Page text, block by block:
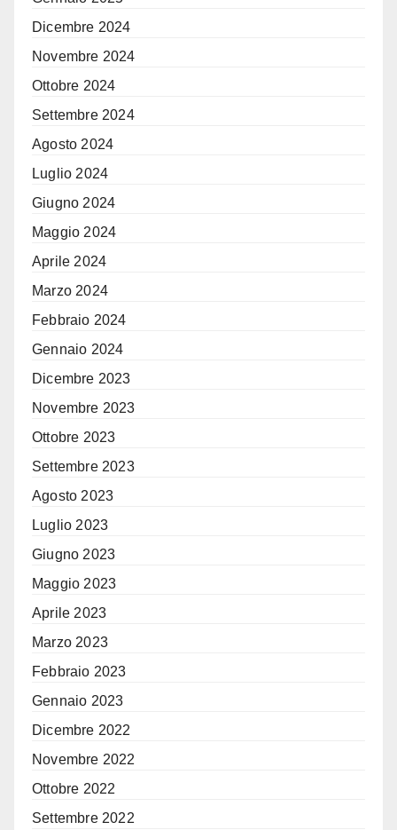
Dicembre 2024
Novembre 2024
Ottobre 2024
Settembre 2024
Agosto 2024
Luglio 2024
Giugno 2024
Maggio 2024
Aprile 2024
Marzo 2024
Febbraio 2024
Gennaio 2024
Dicembre 2023
Novembre 2023
Ottobre 2023
Settembre 2023
Agosto 2023
Luglio 2023
Giugno 2023
Maggio 2023
Aprile 2023
Marzo 2023
Febbraio 2023
Gennaio 2023
Dicembre 2022
Novembre 2022
Ottobre 2022
Settembre 2022